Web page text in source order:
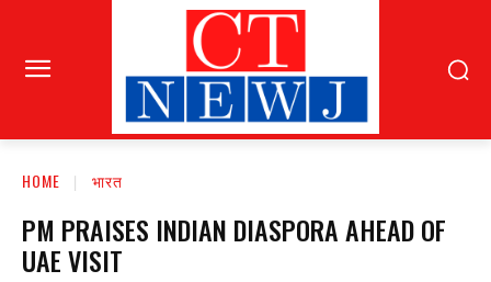
HOME भारत
PM PRAISES INDIAN DIASPORA AHEAD OF
UAE VISIT